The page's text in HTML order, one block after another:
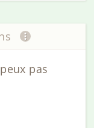
pas